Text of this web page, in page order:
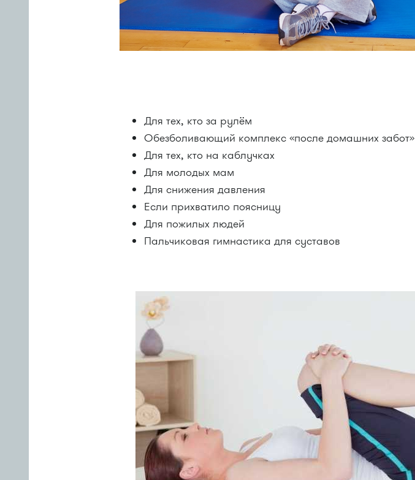
Для тех, кто за рулём
Обезболивающий комплекс «после домашних забот»
Для тех, кто на каблучках
Для молодых мам
Для снижения давления
Если прихватило поясницу
Для пожилых людей
Пальчиковая гимнастика для суставов